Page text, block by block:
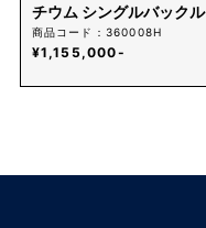
チウム シングルバックル
商品コード：360008H
¥1,155,000-